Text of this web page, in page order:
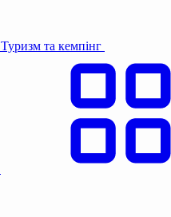
Туризм та кемпінг